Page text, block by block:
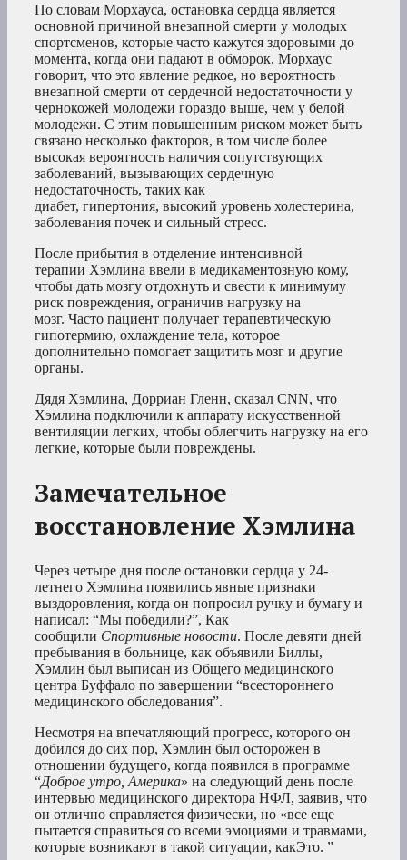
По словам Морхауса, остановка сердца является
основной причиной внезапной смерти у молодых
спортсменов, которые часто кажутся здоровыми до
момента, когда они падают в обморок. Морхаус
говорит, что это явление редкое, но вероятность
внезапной смерти от сердечной недостаточности у
чернокожей молодежи гораздо выше, чем у белой
молодежи. С этим повышенным риском может быть
связано несколько факторов, в том числе более
высокая вероятность наличия сопутствующих
заболеваний, вызывающих сердечную
недостаточность, таких как
диабет, гипертония, высокий уровень холестерина,
заболевания почек и сильный стресс.
После прибытия в отделение интенсивной
терапии Хэмлина ввели в медикаментозную кому,
чтобы дать мозгу отдохнуть и свести к минимуму
риск повреждения, ограничив нагрузку на
мозг. Часто пациент получает терапевтическую
гипотермию, охлаждение тела, которое
дополнительно помогает защитить мозг и другие
органы.
Дядя Хэмлина, Дорриан Гленн, сказал CNN, что
Хэмлина подключили к аппарату искусственной
вентиляции легких, чтобы облегчить нагрузку на его
легкие, которые были повреждены.
Замечательное
восстановление Хэмлина
Через четыре дня после остановки сердца у 24-
летнего Хэмлина появились явные признаки
выздоровления, когда он попросил ручку и бумагу и
написал: “Мы победили?”, Как
сообщили Спортивные новости. После девяти дней
пребывания в больнице, как объявили Биллы,
Хэмлин был выписан из Общего медицинского
центра Буффало по завершении “всестороннего
медицинского обследования”.
Несмотря на впечатляющий прогресс, которого он
добился до сих пор, Хэмлин был осторожен в
отношении будущего, когда появился в программе
“Доброе утро, Америка» на следующий день после
интервью медицинского директора НФЛ, заявив, что
он отлично справляется физически, но «все еще
пытается справиться со всеми эмоциями и травмами,
которые возникают в такой ситуации, какЭто. ”